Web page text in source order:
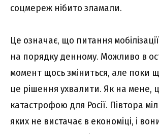
соцмереж нібито зламали.
Це означає, що питання
на порядку денному. Можливо в
момент щось зміниться, але поки
це рішення ухвалити. Як на мене,
катастрофою для Росії. Півтора
яких не вистачає в економіці, і